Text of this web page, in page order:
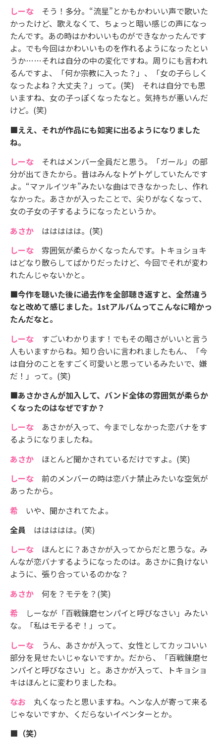
しーな そう！多分。“流星”とかもかわいい声で歌いた
かったけど、歌えなくて、ちょっと暗い感じの声になっ
たんです。あの時はかわいいものができなかったんです
よ。でも今回はかわいいものを作れるようになったとい
うか……それは自分の中の変化ですね。周りにも言われ
るんですよ、「何か宗教に入った？」、「女の子らしく
なったよね？大丈夫？」って。(笑) それは自分でも思
いますね、女の子っぽくなったなと。気持ちが悪いんだ
けど。(笑)
■ええ、それが作品にも如実に出るようになりました
ね。
しーな それはメンバー全員だと思う。「ガール」の部
分が出てきたから。昔はみんなトゲトゲしていたんです
よ。“マァルイツキ”みたいな曲はできなかったし、作れ
なかった。あさかが入ったことで、尖りがなくなって、
女の子女の子するようになったというか。
あさか ははははは。(笑)
しーな 雰囲気が柔らかくなったんです。トキョショキ
はどなり散らしてばかりだったけど、今回でそれが変わ
れたんじゃないかと。
■今作を聴いた後に過去作を全部聴き返すと、全然違う
なと改めて感じました。1stアルバムってこんなに暗かっ
たんだなと。
しーな すごいわかります！でもその暗さがいいと言う
人もいますからね。知り合いに言われましたもん、「今
は自分のことをすごく可愛いと思っているみたいで、嫌
だ！」って。(笑)
■あさかさんが加入して、バンド全体の雰囲気が柔らか
くなったのはなぜですか？
しーな あさかが入って、今までしなかった恋バナをす
るようになりましたね。
あさか ほとんど聞かされているだけですよ。(笑)
しーな 前のメンバーの時は恋バナ禁止みたいな空気が
あったから。
希 いや、聞かされてたよ。
全員 ははははは。(笑)
しーな ほんとに？あさかが入ってからだと思うな。み
んなが恋バナするようになったのは。あさかに負けない
ように、張り合っているのかな？
あさか 何を？モテを？(笑)
希 しーなが「百戦錬磨センパイと呼びなさい」みたい
な。「私はモテるぞ！」って。
しーな うん、あさかが入って、女性としてカッコいい
部分を見せたいじゃないですか。だから、「百戦錬磨セ
ンパイと呼びなさい」と。あさかが入って、トキョショ
キはほんとに変わりましたね。
なお 丸くなったと思いますね。ヘンな人が寄って来る
じゃないですか、くだらないイベンターとか。
■（笑）